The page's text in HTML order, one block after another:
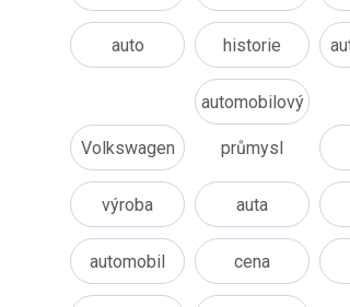
auto historie
Volkswagen
automobilový
průmysl
výroba auta
automobil cena